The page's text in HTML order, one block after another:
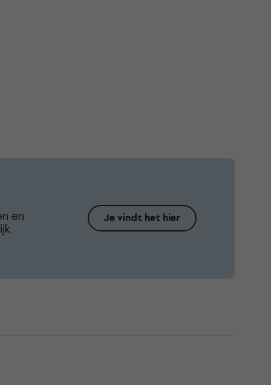
en Je vindt het hier